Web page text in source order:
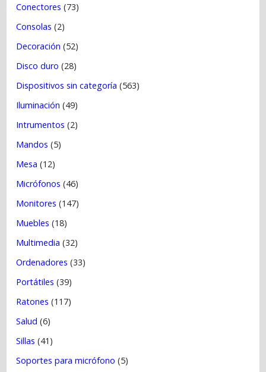
Conectores (73)
Consolas (2)
Decoración (52)
Disco duro (28)
Dispositivos sin categoría (563)
Iluminación (49)
Intrumentos (2)
Mandos (5)
Mesa (12)
Micrófonos (46)
Monitores (147)
Muebles (18)
Multimedia (32)
Ordenadores (33)
Portátiles (39)
Ratones (117)
Salud (6)
Sillas (41)
Soportes para micrófono (5)